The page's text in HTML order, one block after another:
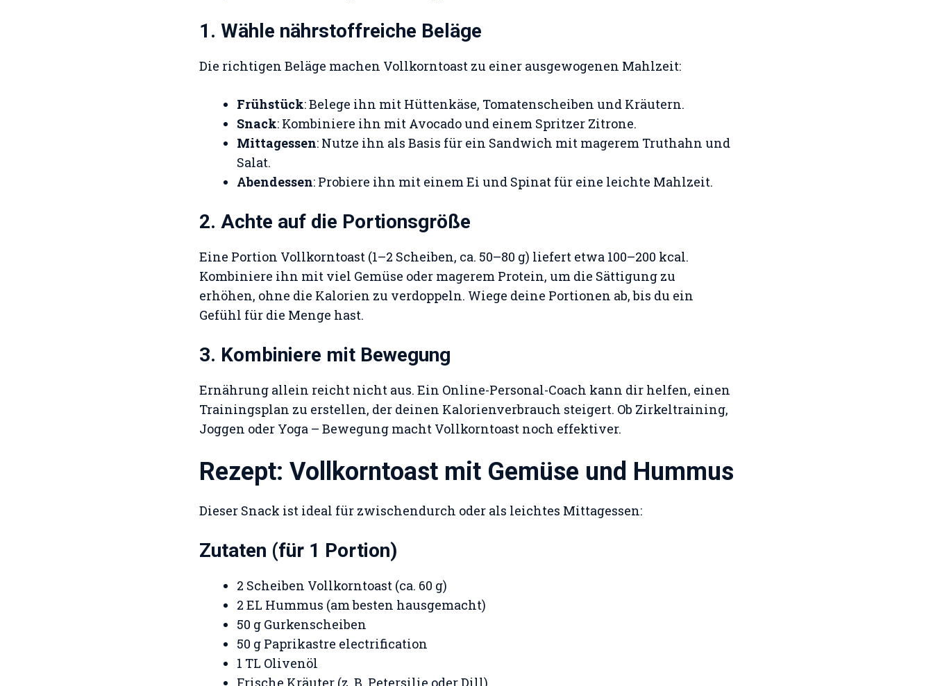
1. Wähle nährstoffreiche Beläge
Die richtigen Beläge machen Vollkorntoast zu einer ausgewogenen Mahlzeit:
Frühstück: Belege ihn mit Hüttenkäse, Tomatenscheiben und Kräutern.
Snack: Kombiniere ihn mit Avocado und einem Spritzer Zitrone.
Mittagessen: Nutze ihn als Basis für ein Sandwich mit magerem Truthahn und
Salat.
Abendessen: Probiere ihn mit einem Ei und Spinat für eine leichte Mahlzeit.
2. Achte auf die Portionsgröße
Eine Portion Vollkorntoast (1–2 Scheiben, ca. 50–80 g) liefert etwa 100–200 kcal.
Kombiniere ihn mit viel Gemüse oder magerem Protein, um die Sättigung zu
erhöhen, ohne die Kalorien zu verdoppeln. Wiege deine Portionen ab, bis du ein
Gefühl für die Menge hast.
3. Kombiniere mit Bewegung
Ernährung allein reicht nicht aus. Ein Online-Personal-Coach kann dir helfen, einen
Trainingsplan zu erstellen, der deinen Kalorienverbrauch steigert. Ob Zirkeltraining,
Joggen oder Yoga – Bewegung macht Vollkorntoast noch effektiver.
Rezept: Vollkorntoast mit Gemüse und Hummus
Dieser Snack ist ideal für zwischendurch oder als leichtes Mittagessen:
Zutaten (für 1 Portion)
2 Scheiben Vollkorntoast (ca. 60 g)
2 EL Hummus (am besten hausgemacht)
50 g Gurkenscheiben
50 g Paprikastre electrification
1 TL Olivenöl
Frische Kräuter (z. B. Petersilie oder Dill)